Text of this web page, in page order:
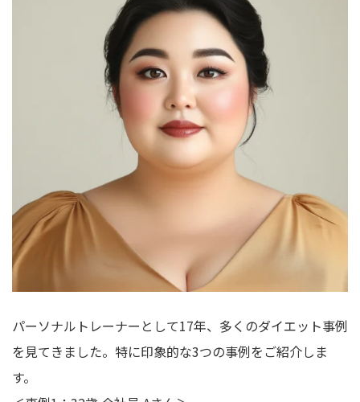
パーソナルトレーナーとして17年、多くのダイエット事例
を見てきました。特に印象的な3つの事例をご紹介しま
す。